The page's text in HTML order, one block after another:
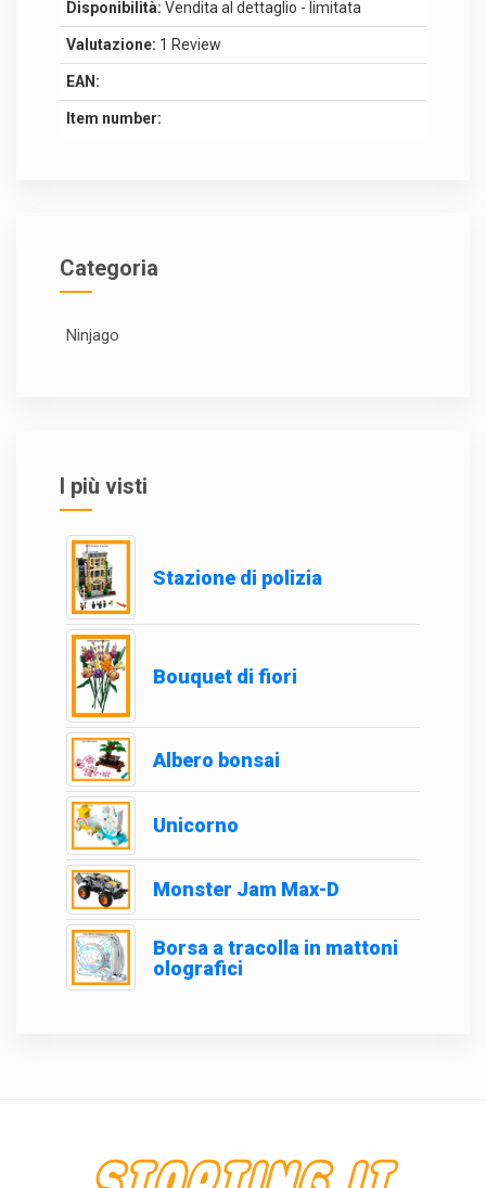
Disponibilità: Vendita al dettaglio - limitata
Valutazione: 1 Review
EAN:
Item number:
Categoria
Ninjago
I più visti
Stazione di polizia
Bouquet di fiori
Albero bonsai
Unicorno
Monster Jam Max-D
Borsa a tracolla in mattoni
olografici